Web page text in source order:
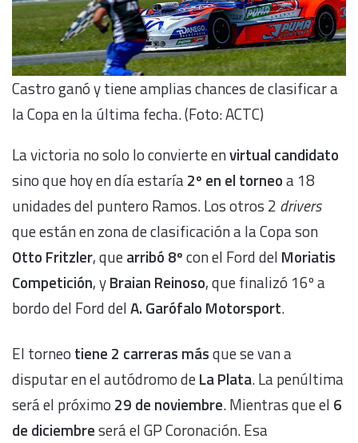
Castro ganó y tiene amplias chances de clasificar a
la Copa en la última fecha. (Foto: ACTC)
La victoria no solo lo convierte envirtual candidato
sino que hoy en día estaría2º en el torneoa 18
unidades del puntero Ramos. Los otros 2 drivers
que están en zona de clasificación a la Copa son
Otto Fritzler, quearribó 8ºcon el Ford del Moriatis
Competición, yBraian Reinoso, que finalizó 16º a
bordo del Ford delA. Garófalo Motorsport.
El torneo tiene 2 carreras másque se van a
disputar en el autódromo deLa Plata. La penúltima
será el próximo 29 de noviembre. Mientras que el 6
de diciembreserá el GP Coronación. Esa